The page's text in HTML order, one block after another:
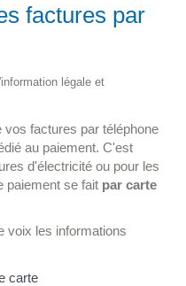
factures par
légale et
factures par téléphone
au paiement. C'est
d'électricité ou pour les
paiement se fait par carte
voix les informations
carte